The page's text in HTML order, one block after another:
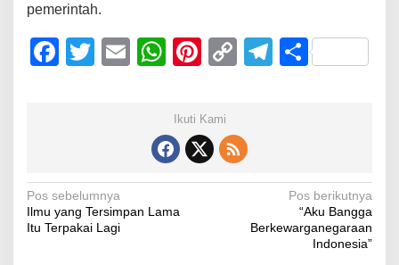
pemerintah.
F
o
o
T
E
W
at
s
A
p
Pi
er
e
st
C
y
Li
T
m
S
Ikuti Kami
Navigasi
pos
Pos sebelumnya
Ilmu yang Tersimpan Lama
Itu Terpakai Lagi
Pos berikutnya
“Aku Bangga
Berkewarganegaraan
Indonesia”